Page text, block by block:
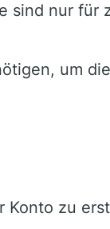
sind nur für
um
Konto zu